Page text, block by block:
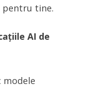
pentru tine.
AI de
modele